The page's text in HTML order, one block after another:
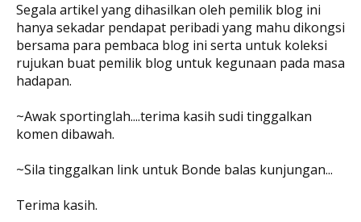
Segala artikel yang dihasilkan oleh pemilik blog ini
hanya sekadar pendapat peribadi yang mahu dikongsi
bersama para pembaca blog ini serta untuk koleksi
rujukan buat pemilik blog untuk kegunaan pada masa
hadapan.
~Awak sportinglah....terima kasih sudi tinggalkan
komen dibawah.
~Sila tinggalkan link untuk Bonde balas kunjungan...
Terima kasih.